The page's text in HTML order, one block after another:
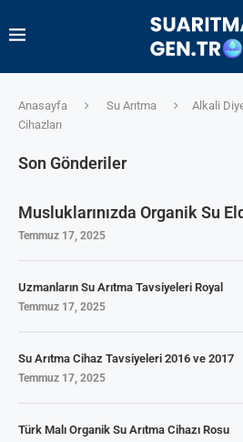
Anasayfa Su Arıtma
Alkali
Cihazları
Son Gönderiler
Musluklarınızda Organik Su
Temmuz 17, 2025
Uzmanların Su Arıtma Tavsiyeleri Royal
Temmuz 17, 2025
Su Arıtma Cihaz Tavsiyeleri 2016 ve 2017
Temmuz 17, 2025
Türk Malı Organik Su Arıtma Cihazı Rosu